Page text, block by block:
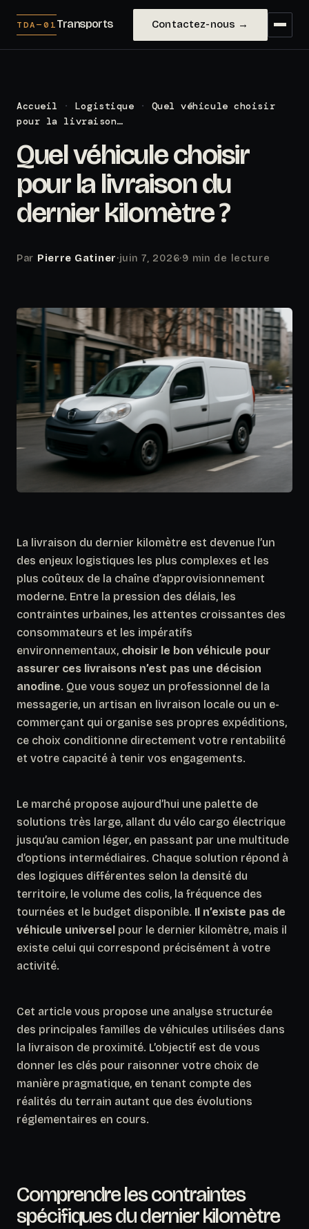
TDA—01Transports Contactez-nous →
Accueil · Logistique ·
Quel véhicule choisir
pour la livraison…
Quel véhicule choisir
pour la livraison du
dernier kilomètre ?
Par Pierre Gatiner·juin 7, 2026·9 min de lecture
La livraison du dernier kilomètre est devenue l’un
des enjeux logistiques les plus complexes et les
plus coûteux de la chaîne d’approvisionnement
moderne. Entre la pression des délais, les
contraintes urbaines, les attentes croissantes des
consommateurs et les impératifs
environnementaux, choisir le bon véhicule pour
assurer ces livraisons n’est pas une décision
anodine. Que vous soyez un professionnel de la
messagerie, un artisan en livraison locale ou un e-
commerçant qui organise ses propres expéditions,
ce choix conditionne directement votre rentabilité
et votre capacité à tenir vos engagements.
Le marché propose aujourd’hui une palette de
solutions très large, allant du vélo cargo électrique
jusqu’au camion léger, en passant par une multitude
d’options intermédiaires. Chaque solution répond à
des logiques différentes selon la densité du
territoire, le volume des colis, la fréquence des
tournées et le budget disponible. Il n’existe pas de
véhicule universel pour le dernier kilomètre, mais il
existe celui qui correspond précisément à votre
activité.
Cet article vous propose une analyse structurée
des principales familles de véhicules utilisées dans
la livraison de proximité. L’objectif est de vous
donner les clés pour raisonner votre choix de
manière pragmatique, en tenant compte des
réalités du terrain autant que des évolutions
réglementaires en cours.
Comprendre les contraintes
spécifiques du dernier kilomètre